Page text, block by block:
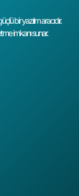
bir yazılım aracıdır.
imkanı sunar.